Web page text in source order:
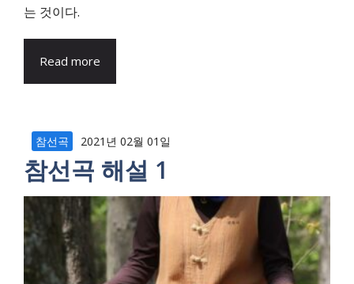
는 것이다.
Read more
참선곡 2021년 02월 01일
참선곡 해설 1